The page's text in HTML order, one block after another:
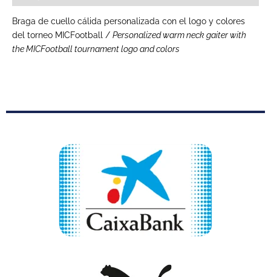
Braga de cuello cálida personalizada con el logo y colores
del torneo MICFootball / Personalized warm neck gaiter with
the MICFootball tournament logo and colors